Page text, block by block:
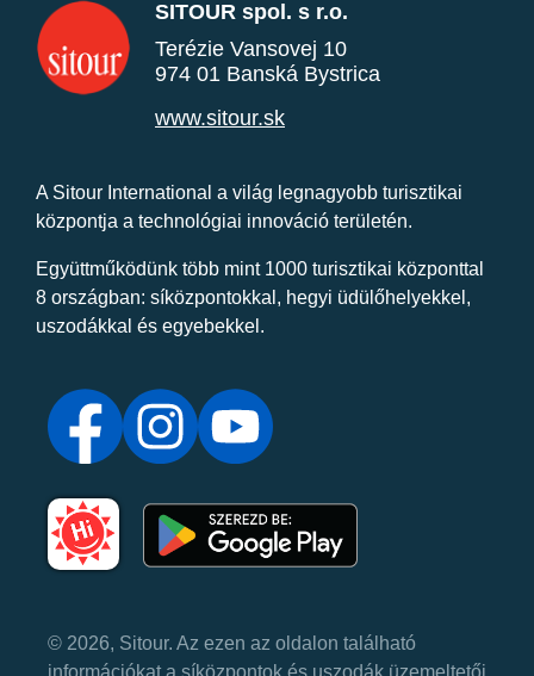
SITOUR spol. s r.o.
Terézie Vansovej 10
974 01 Banská Bystrica
www.sitour.sk
A Sitour International a világ legnagyobb turisztikai
központja a technológiai innováció területén.
Együttműködünk több mint 1000 turisztikai központtal
8 országban: síközpontokkal, hegyi üdülőhelyekkel,
uszodákkal és egyebekkel.
© 2026, Sitour. Az ezen az oldalon található
információkat a síközpontok és uszodák üzemeltetői